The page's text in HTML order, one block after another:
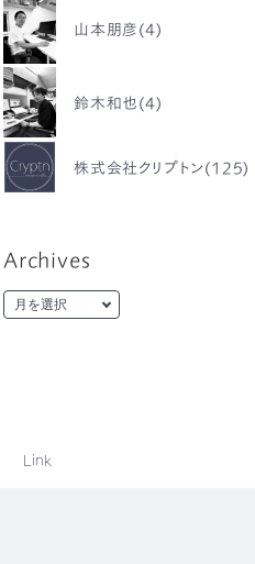
山本朋彦(4)
鈴木和也(4)
株式会社クリプトン(125)
Archives
Link